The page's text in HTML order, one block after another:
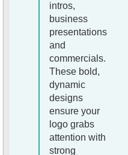
intros,
business
presentations
and
commercials.
These bold,
dynamic
designs
ensure your
logo grabs
attention with
strong